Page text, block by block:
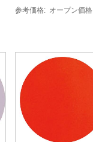
参考価格 オープン価格